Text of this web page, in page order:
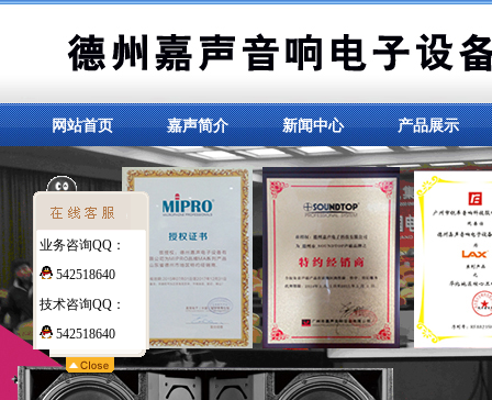
网站首页 嘉声简介 新闻中心 产品展示
业务咨询QQ：
542518640
技术咨询QQ：
542518640